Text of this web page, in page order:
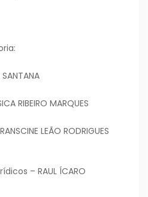
RIBEIRO MARQUES
LEÃO RODRIGUES
– RAUL ÍCARO